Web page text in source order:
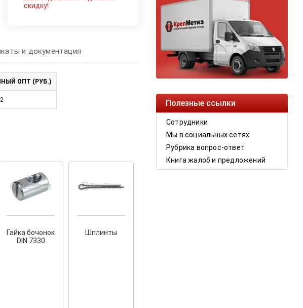
Полезные ссылки
Сотрудники
Мы в социальных сетях
Рубрика вопрос-ответ
Книга жалоб и предложений
скидку!
и документация
ОПТ (РУБ.)
Гайка бочонок
DIN 7330
Шплинты